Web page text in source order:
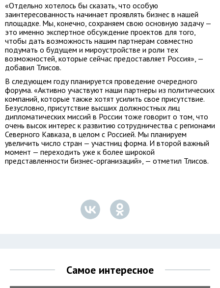
«Отдельно хотелось бы сказать, что особую
заинтересованность начинает проявлять бизнес в нашей
площадке. Мы, конечно, сохраняем свою основную задачу —
это именно экспертное обсуждение проектов для того,
чтобы дать возможность нашим партнерам совместно
подумать о будущем и мироустройстве и роли тех
возможностей, которые сейчас предоставляет Россия», —
добавил Тлисов.
В следующем году планируется проведение очередного
форума. «Активно участвуют наши партнеры из политических
компаний, которые также хотят усилить свое присутствие.
Безусловно, присутствие высших должностных лиц
дипломатических миссий в России тоже говорит о том, что
очень высок интерес к развитию сотрудничества с регионами
Северного Кавказа, в целом с Россией. Мы планируем
увеличить число стран — участниц форма. И второй важный
момент — переходить уже к более широкой
представленности бизнес-организаций», — отметил Тлисов.
Самое интересное